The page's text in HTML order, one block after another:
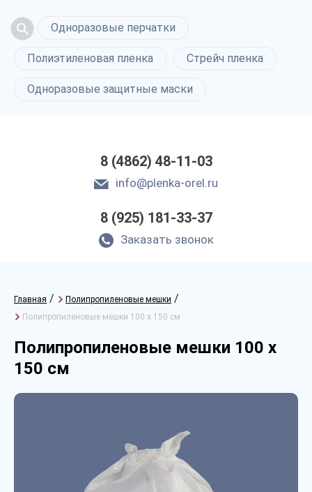
Одноразовые перчатки
Полиэтиленовая пленка Стрейч пленка
Одноразовые защитные маски
8 (4862) 48-11-03
info@plenka-orel.ru
8 (925) 181-33-37
Заказать звонок
Главная / Полипропиленовые мешки /
Полипропиленовые мешки 100 х 150 см
Полипропиленовые мешки 100 х
150 см